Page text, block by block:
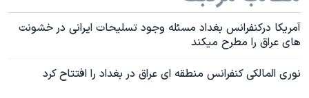
نرگس محمدی برنده جایزه نوبل صلح
همایش محافظه‌کاران آمریکا «سی‌پک»
صفحه‌های ویژه
آمريکا درکنفرانس بغداد مسئله وجود تسليحات ايرانی در خشونت
های عراق را مطرح ميکند
نوری المالکی کنفرانس منطقه ای عراق در بغداد را افتتاح کرد